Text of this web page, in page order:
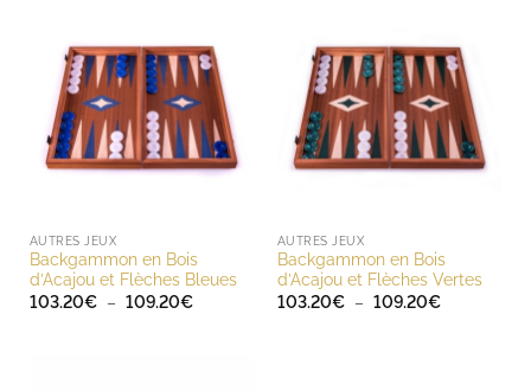
AUTRES JEUX
Backgammon en Bois
d’Acajou et Flèches Bleues
103.20€ – 109.20€Plage
AUTRES JEUX
Backgammon en Bois
d’Acajou et Flèches Vertes
103.20€ – 109.20€Plage